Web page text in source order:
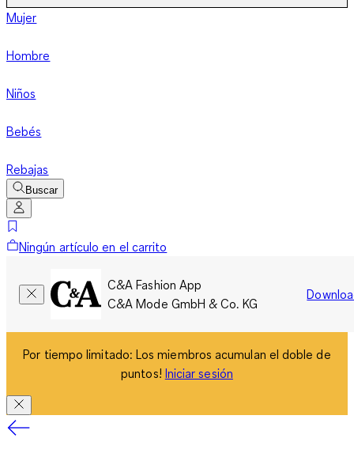
Mujer
Hombre
Niños
Bebés
Rebajas
Buscar
Ningún artículo en el carrito
C&A Fashion App
C&A Mode GmbH & Co. KG
Por tiempo limitado: Los miembros acumulan el doble de
puntos! Iniciar sesión